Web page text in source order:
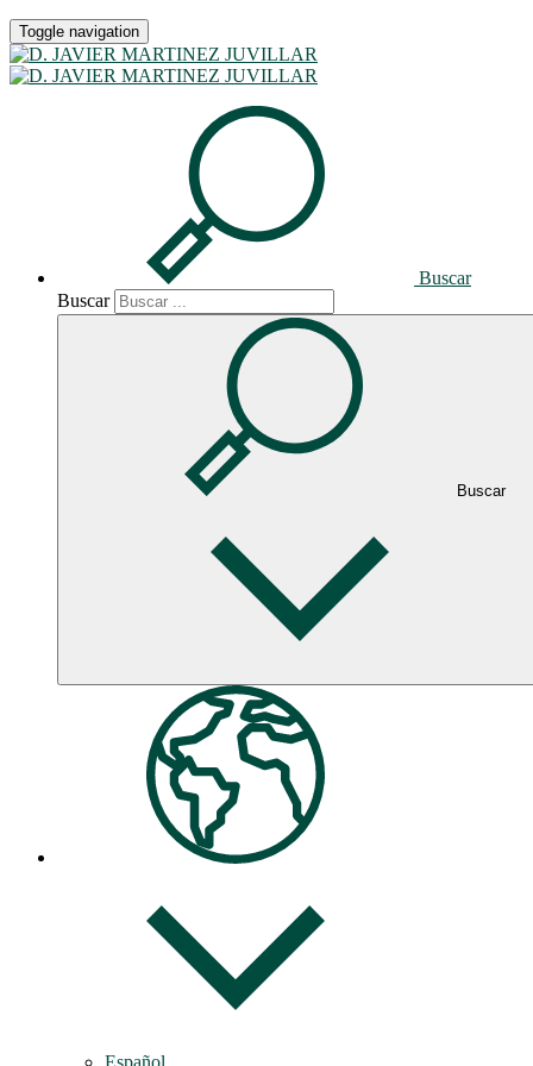
Toggle navigation
Buscar
Buscar
Buscar
Español